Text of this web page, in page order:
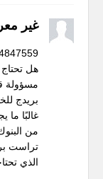
غير
هل
مسؤولة
بريدج
غالبًا
من
تراست
الذي